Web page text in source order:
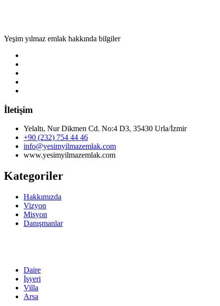
Yeşim yılmaz emlak hakkında bilgiler
İletişim
Yelaltı, Nur Dikmen Cd. No:4 D3, 35430 Urla/İzmir
+90 (232) 754 44 46
info@yesimyilmazemlak.com
www.yesimyilmazemlak.com
Kategoriler
Hakkımızda
Vizyon
Misyon
Danışmanlar
Daire
İşyeri
Villa
Arsa